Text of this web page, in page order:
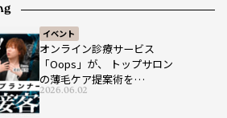
イベント
オンライン診療サービス
「Oops」が、 トップサロン
の薄毛ケア提案術を
HAIRCAMPで公開！
2026.06.02